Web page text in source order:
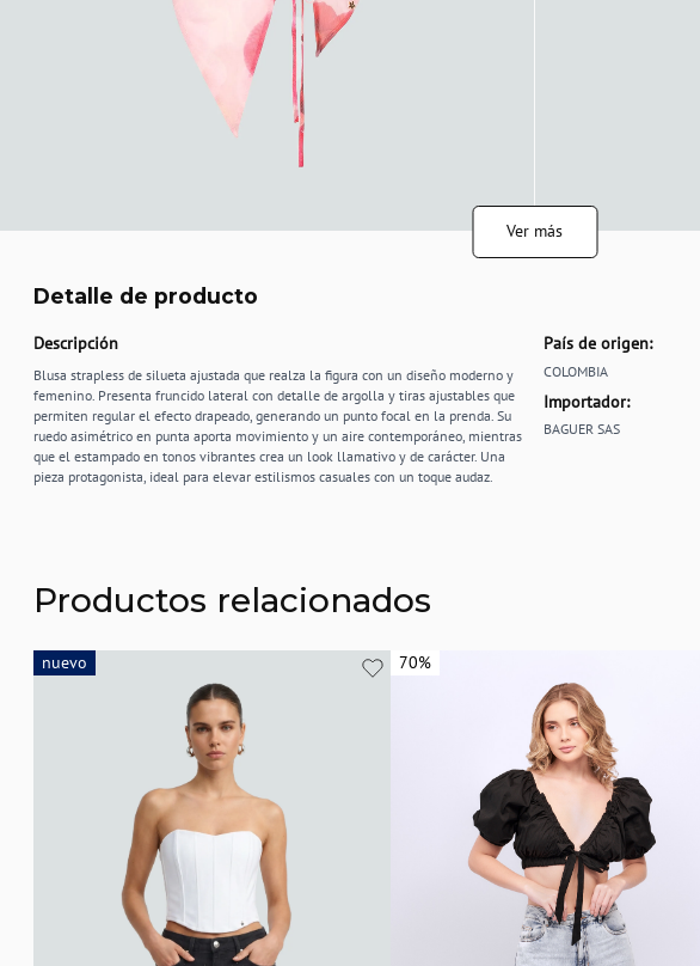
Ver más
Detalle de producto
Descripción
Blusa strapless de silueta ajustada que realza la figura con un diseño moderno y
femenino. Presenta fruncido lateral con detalle de argolla y tiras ajustables que
permiten regular el efecto drapeado, generando un punto focal en la prenda. Su
ruedo asimétrico en punta aporta movimiento y un aire contemporáneo, mientras
que el estampado en tonos vibrantes crea un look llamativo y de carácter. Una
pieza protagonista, ideal para elevar estilismos casuales con un toque audaz.
País de origen:
COLOMBIA
Importador:
BAGUER SAS
Productos relacionados
nuevo
nuevo 70%
70%